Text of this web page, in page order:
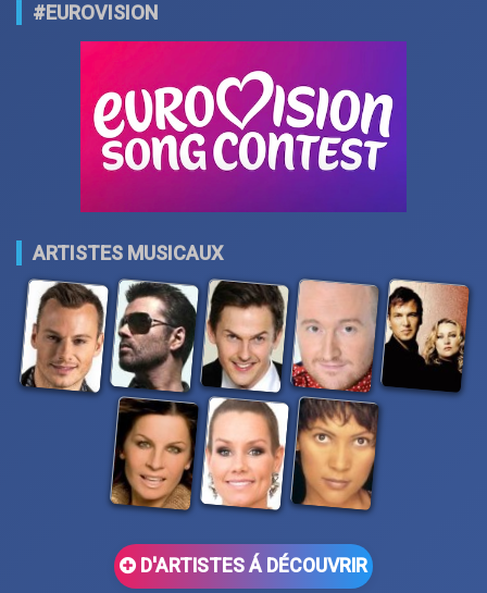
#EUROVISION
ARTISTES MUSICAUX
D'ARTISTES Á DÉCOUVRIR